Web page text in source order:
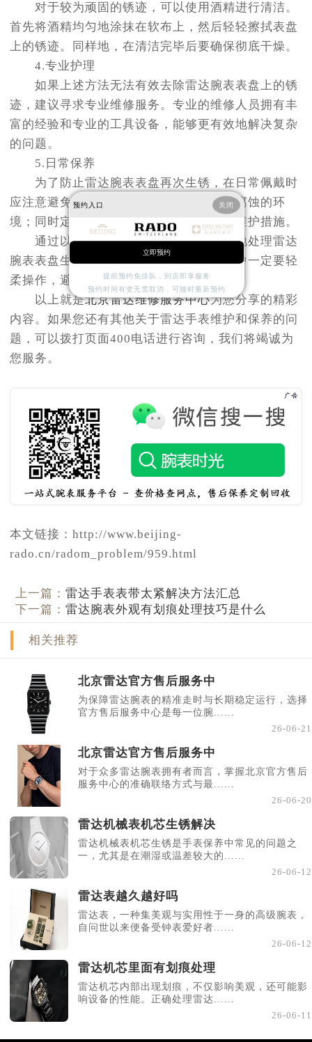
对于较为顽固的锈迹，可以使用酒精进行清洁。
首先将酒精均匀地涂抹在软布上，然后轻轻擦拭表盘
上的锈迹。同样地，在清洁完毕后要确保彻底干燥。
4.专业护理
如果上述方法无法有效去除雷达腕表表盘上的锈
迹，建议寻求专业维修服务。专业的维修人员拥有丰
富的经验和专业的工具设备，能够更有效地解决复杂
的问题。
5.日常保养
为了防止雷达腕表表盘再次生锈，在日常佩戴时
应注意避免接触水、化学物质等可能引起腐蚀的环
境；同时定期进行清洁和检查也是必要的维护措施。
通过以上方法的正确应用，可以有效地处理雷达
腕表表盘生锈的问题。当然，在处理过程中一定要轻
柔操作，避免对手表造成不必要的损害。
以上就是北京雷达维修服务中心为您分享的精彩
内容。如果您还有其他关于雷达手表维护和保养的问
题，可以拨打页面400电话进行咨询，我们将竭诚为
您服务。
本文链接：http://www.beijing-
rado.cn/radom_problem/959.html
上一篇：雷达手表表带太紧解决方法汇总
下一篇：雷达腕表外观有划痕处理技巧是什么
相关推荐
北京雷达官方售后服务中
为保障雷达腕表的精准走时与长期稳定运行，选择
官方售后服务中心是每一位腕......
26-06-21
北京雷达官方售后服务中
对于众多雷达腕表拥有者而言，掌握北京官方售后
服务中心的准确联络方式与最......
26-06-20
雷达机械表机芯生锈解决
雷达机械表机芯生锈是手表保养中常见的问题之
一，尤其是在潮湿或温差较大的......
26-06-12
雷达表越久越好吗
雷达表，一种集美观与实用性于一身的高级腕表，
自问世以来便备受钟表爱好者......
26-06-12
雷达机芯里面有划痕处理
雷达机芯内部出现划痕，不仅影响美观，还可能影
响设备的性能。正确处理雷达......
26-06-11
预约入口 关闭
立即预约
提前预约免排队，到店即享服务
预约时间有变无需取消，可随时重新预约